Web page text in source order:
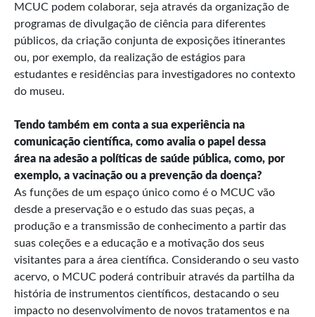
MCUC podem colaborar, seja através da organização de
programas de divulgação de ciência para diferentes
públicos, da criação conjunta de exposições itinerantes
ou, por exemplo, da realização de estágios para
estudantes e residências para investigadores no contexto
do museu.
Tendo também em conta a sua experiência na
comunicação científica, como avalia o papel dessa
área na adesão a políticas de saúde pública, como, por
exemplo, a vacinação ou a prevenção da doença?
As funções de um espaço único como é o MCUC vão
desde a preservação e o estudo das suas peças, a
produção e a transmissão de conhecimento a partir das
suas coleções e a educação e a motivação dos seus
visitantes para a área científica. Considerando o seu vasto
acervo, o MCUC poderá contribuir através da partilha da
história de instrumentos científicos, destacando o seu
impacto no desenvolvimento de novos tratamentos e na